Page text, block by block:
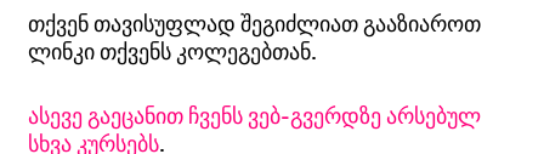
თქვენ თავისუფლად შეგიძლიათ გააზიაროთ
ლინკი თქვენს კოლეგებთან.
ასევე გაეცანით ჩვენს ვებ-გვერდზე არსებულ
სხვა კურსებს